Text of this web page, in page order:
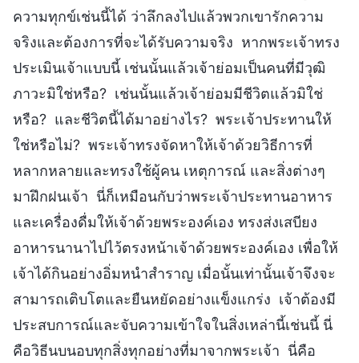
ความทุกข์เช่นนี้ได้ ว่าลึกลงไปแล้วพวกเขารักความ
จริงและต้องการที่จะได้รับความจริง หากพระเจ้าทรง
ประเมินเจ้าแบบนี้ เช่นนั้นแล้วเจ้าย่อมเป็นคนที่มีวุฒิ
ภาวะมิใช่หรือ? เช่นนั้นแล้วเจ้าย่อมมีชีวิตแล้วมิใช่
หรือ? และชีวิตนี้ได้มาอย่างไร? พระเจ้าประทานให้
ใช่หรือไม่? พระเจ้าทรงจัดหาให้เจ้าด้วยวิธีการที่
หลากหลายและทรงใช้ผู้คน เหตุการณ์ และสิ่งต่างๆ
มาฝึกฝนเจ้า นี่ก็เหมือนกับว่าพระเจ้าประทานอาหาร
และเครื่องดื่มให้เจ้าด้วยพระองค์เอง ทรงส่งเสบียง
อาหารนานาไปไว้ตรงหน้าเจ้าด้วยพระองค์เอง เพื่อให้
เจ้าได้กินอย่างอิ่มหนำสำราญ เมื่อนั้นเท่านั้นเจ้าจึงจะ
สามารถเติบโตและยืนหยัดอย่างแข็งแกร่ง เจ้าต้องมี
ประสบการณ์และจับความเข้าใจในสิ่งเหล่านี้เช่นนี้ นี่
คือวิธีนบนอบทุกสิ่งทุกอย่างที่มาจากพระเจ้า นี่คือ